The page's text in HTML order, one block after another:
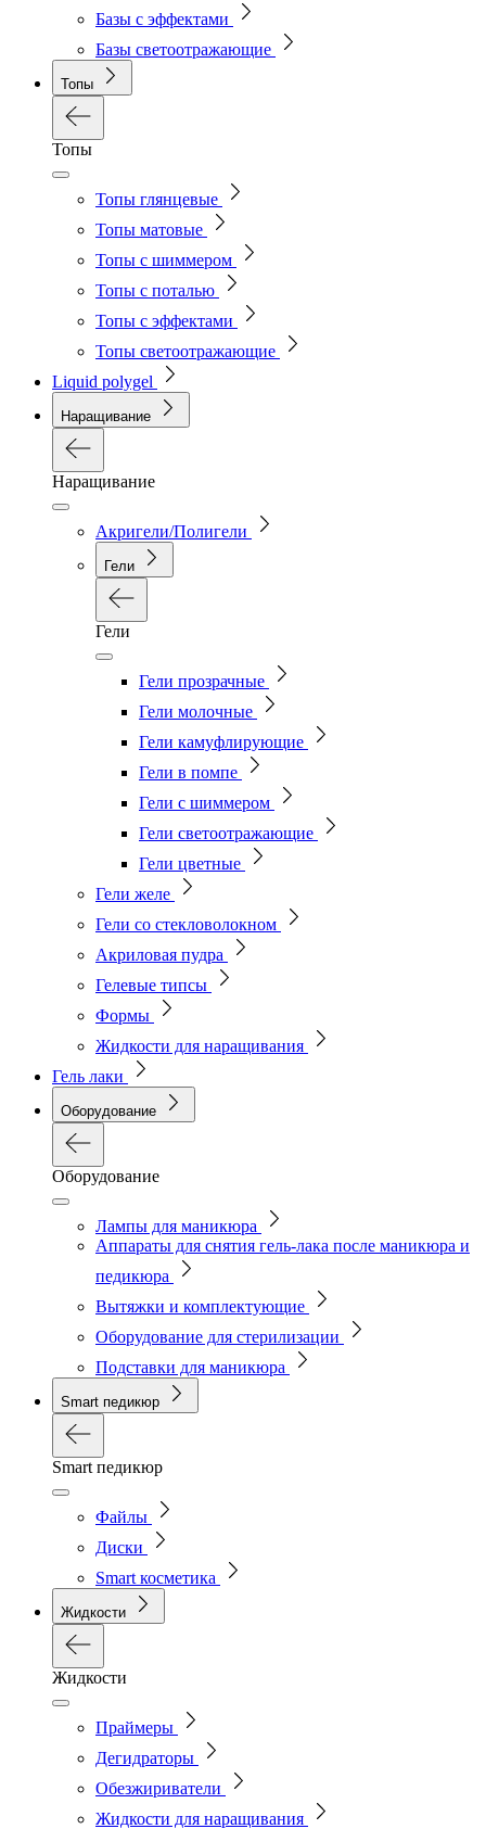
Базы с эффектами
Базы светоотражающие
Топы
Топы
Топы глянцевые
Топы матовые
Топы с шиммером
Топы с поталью
Топы с эффектами
Топы светоотражающие
Liquid polygel
Наращивание
Наращивание
Акригели/Полигели
Гели
Гели
Гели прозрачные
Гели молочные
Гели камуфлирующие
Гели в помпе
Гели с шиммером
Гели светоотражающие
Гели цветные
Гели желе
Гели со стекловолокном
Акриловая пудра
Гелевые типсы
Формы
Жидкости для наращивания
Гель лаки
Оборудование
Оборудование
Лампы для маникюра
Аппараты для снятия гель-лака после маникюра и
педикюра
Вытяжки и комплектующие
Оборудование для стерилизации
Подставки для маникюра
Smart педикюр
Smart педикюр
Файлы
Диски
Smart косметика
Жидкости
Жидкости
Праймеры
Дегидраторы
Обезжириватели
Жидкости для наращивания